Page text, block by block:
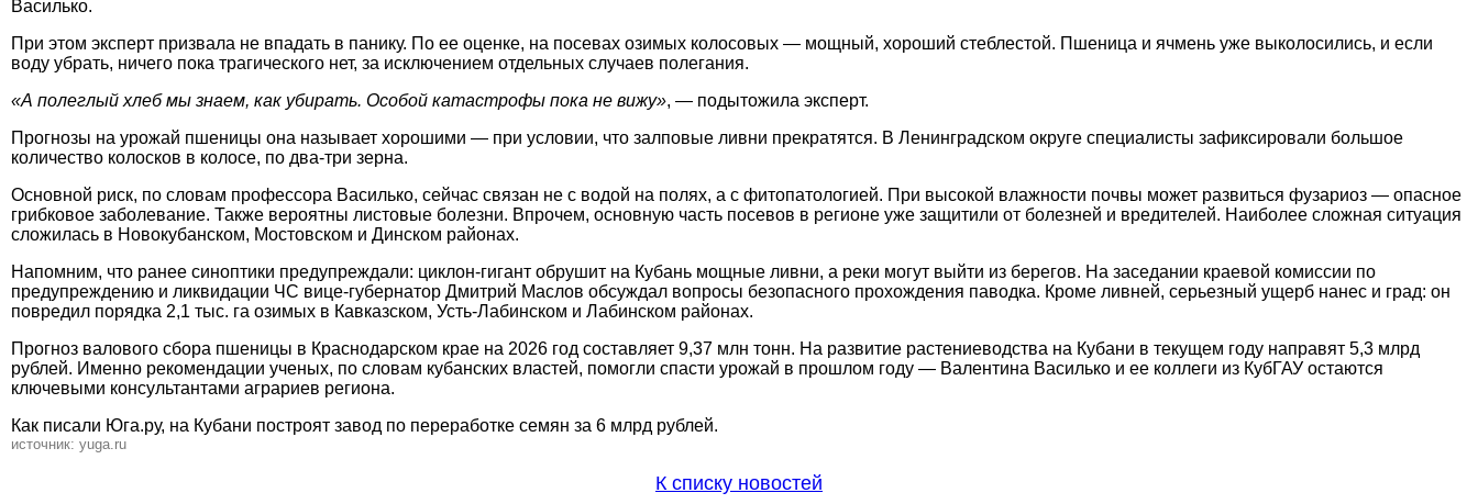
Василько.
При этом эксперт призвала не впадать в панику. По ее оценке, на посевах озимых колосовых — мощный, хороший стеблестой. Пшеница и ячмень уже выколосились, и если
воду убрать, ничего пока трагического нет, за исключением отдельных случаев полегания.
«А полеглый хлеб мы знаем, как убирать. Особой катастрофы пока не вижу», — подытожила эксперт.
Прогнозы на урожай пшеницы она называет хорошими — при условии, что залповые ливни прекратятся. В Ленинградском округе специалисты зафиксировали большое
количество колосков в колосе, по два-три зерна.
Основной риск, по словам профессора Василько, сейчас связан не с водой на полях, а с фитопатологией. При высокой влажности почвы может развиться фузариоз — опасное
грибковое заболевание. Также вероятны листовые болезни. Впрочем, основную часть посевов в регионе уже защитили от болезней и вредителей. Наиболее сложная ситуация
сложилась в Новокубанском, Мостовском и Динском районах.
Напомним, что ранее синоптики предупреждали: циклон-гигант обрушит на Кубань мощные ливни, а реки могут выйти из берегов. На заседании краевой комиссии по
предупреждению и ликвидации ЧС вице-губернатор Дмитрий Маслов обсуждал вопросы безопасного прохождения паводка. Кроме ливней, серьезный ущерб нанес и град: он
повредил порядка 2,1 тыс. га озимых в Кавказском, Усть-Лабинском и Лабинском районах.
Прогноз валового сбора пшеницы в Краснодарском крае на 2026 год составляет 9,37 млн тонн. На развитие растениеводства на Кубани в текущем году направят 5,3 млрд
рублей. Именно рекомендации ученых, по словам кубанских властей, помогли спасти урожай в прошлом году — Валентина Василько и ее коллеги из КубГАУ остаются
ключевыми консультантами аграриев региона.
Как писали Юга.ру, на Кубани построят завод по переработке семян за 6 млрд рублей.
источник: yuga.ru
К списку новостей